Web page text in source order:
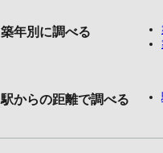
築年別に調べる
駅からの距離で調べる